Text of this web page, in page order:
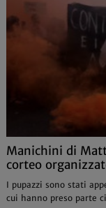
Manichini di
corteo
I pupazzi sono stati
cui hanno preso parte